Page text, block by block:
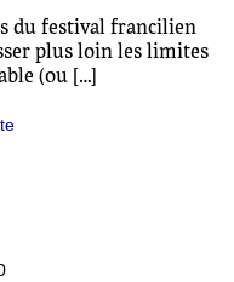
du festival francilien
plus loin les limites
(ou […]